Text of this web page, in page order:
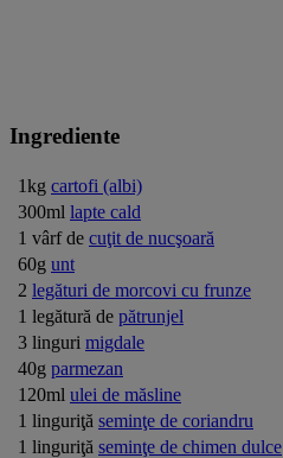
Ingrediente
1kg cartofi (albi)
300ml lapte cald
1 vârf de cuţit de nucşoară
60g unt
2 legături de morcovi cu frunze
1 legătură de pătrunjel
3 linguri migdale
40g parmezan
120ml ulei de măsline
1 linguriţă seminţe de coriandru
1 linguriţă seminţe de chimen dulce